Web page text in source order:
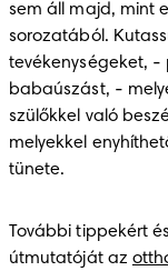
sem áll majd, mint
sorozatából.
tevékenységeket,
babaúszást, -
szülőkkel való
melyekkel
tünete.
További tippekért
útmutatóját az